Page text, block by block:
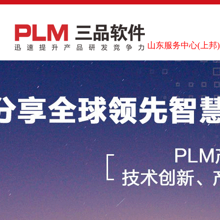
山东服务中心(上邦)